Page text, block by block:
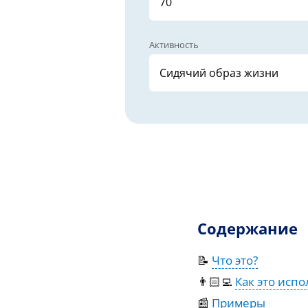
Активность
Содержание
📝 Что это?
👨🏻‍💻 Как это
📰 Примеры